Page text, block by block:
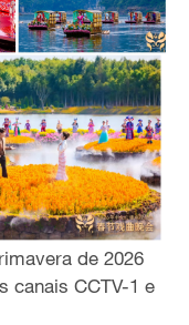
de 2026
canais CCTV-1 e